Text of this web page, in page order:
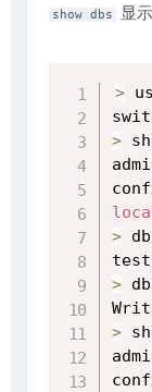
show dbs 显
>
>
> db
>
>